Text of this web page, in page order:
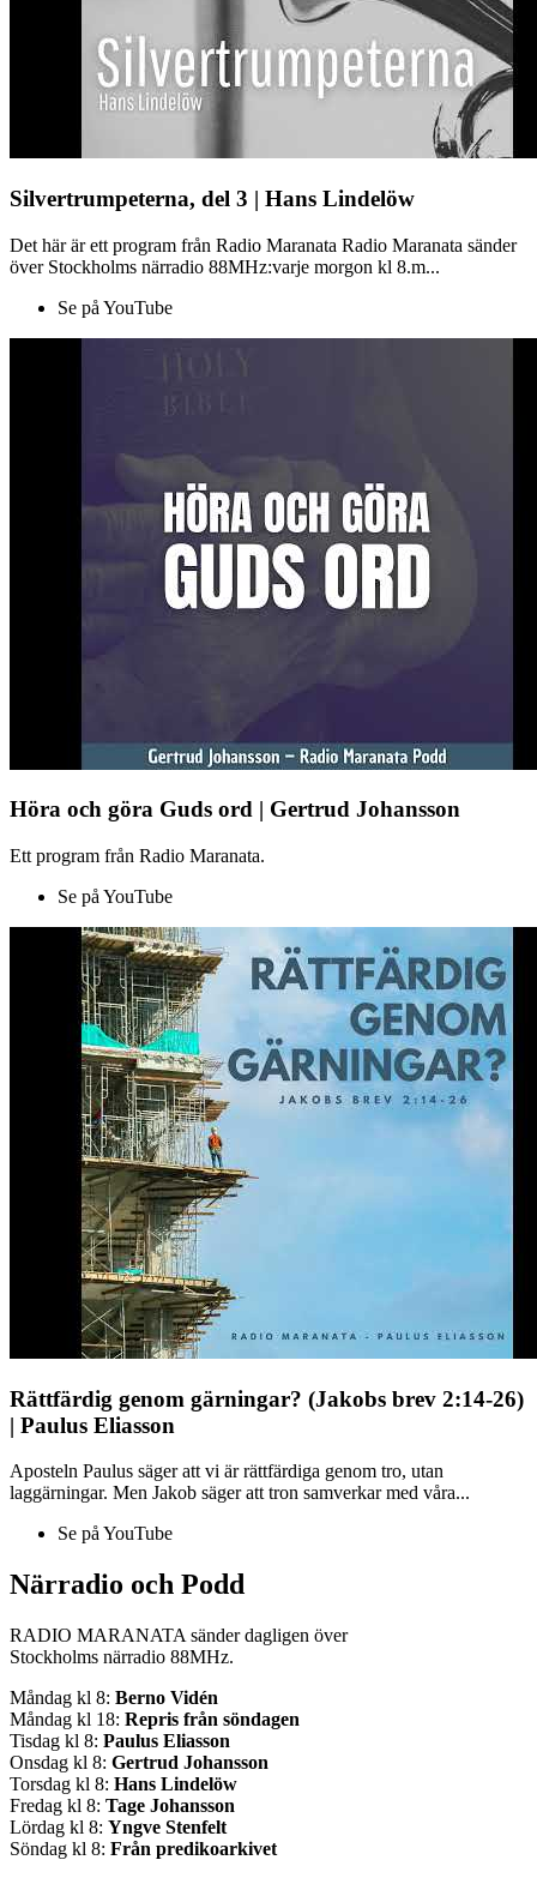
Silvertrumpeterna, del 3 | Hans Lindelöw
Det här är ett program från Radio Maranata Radio Maranata sänder
över Stockholms närradio 88MHz:varje morgon kl 8.m...
Se på YouTube
Höra och göra Guds ord | Gertrud Johansson
Ett program från Radio Maranata.
Se på YouTube
Rättfärdig genom gärningar? (Jakobs brev 2:14-26)
| Paulus Eliasson
Aposteln Paulus säger att vi är rättfärdiga genom tro, utan
laggärningar. Men Jakob säger att tron samverkar med våra...
Se på YouTube
Närradio och Podd
RADIO MARANATA sänder dagligen över
Stockholms närradio 88MHz.
Måndag kl 8: Berno Vidén
Måndag kl 18: Repris från söndagen
Tisdag kl 8: Paulus Eliasson
Onsdag kl 8: Gertrud Johansson
Torsdag kl 8: Hans Lindelöw
Fredag kl 8: Tage Johansson
Lördag kl 8: Yngve Stenfelt
Söndag kl 8: Från predikoarkivet